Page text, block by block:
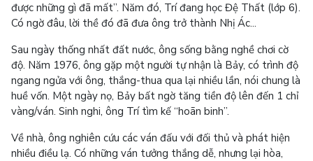
được những gì đã mất”. Năm đó, Trí đang học Đệ Thất (lớp 6).
Có ngờ đâu, lời thề đó đã đưa ông trở thành Nhị Ác...
Sau ngày thống nhất đất nước, ông sống bằng nghề chơi cờ
độ. Năm 1976, ông gặp một người tự nhận là Bảy, có trình độ
ngang ngửa với ông, thắng-thua qua lại nhiều lần, nói chung là
huề vốn. Một ngày nọ, Bảy bất ngờ tăng tiền độ lên đến 1 chỉ
vàng/ván. Sinh nghi, ông Trí tìm kế “hoãn binh”.
Về nhà, ông nghiên cứu các ván đấu với đối thủ và phát hiện
nhiều điều lạ. Có những ván tưởng thắng dễ, nhưng lại hòa,